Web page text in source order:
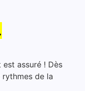
est assuré ! Dès
rythmes de la